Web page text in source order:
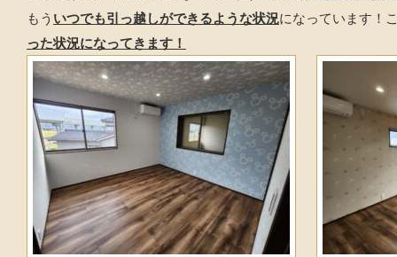
もう いつでも引っ越しができるような状況になっています！
った状況になってきます！